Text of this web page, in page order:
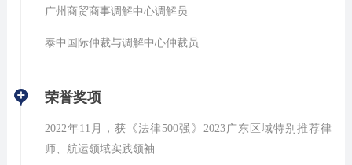
广州商贸商事调解中心调解员
泰中国际仲裁与调解中心仲裁员
荣誉奖项
2022年11月，获《法律500强》2023广东区域特别推荐律
师、航运领域实践领袖